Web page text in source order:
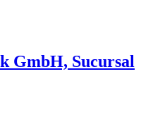
GmbH, Sucursal